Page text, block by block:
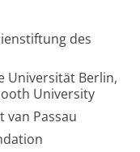
des
Universität Berlin,
University
van Passau